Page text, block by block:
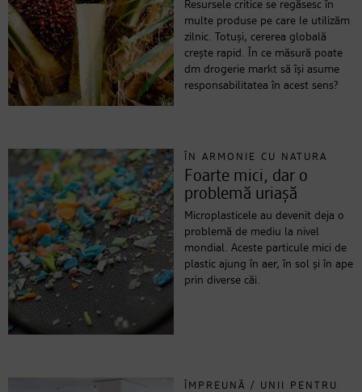
Resursele critice se regăsesc în
multe produse pe care le utilizăm
zilnic. Totuși, cererea globală
crește rapid. În ce măsură poate
dm drogerie markt să își asume
responsabilitatea în acest sens?
ÎN ARMONIE CU NATURA
Foarte mici, dar o
problemă uriașă
Microplasticele au devenit deja o
problemă de mediu la nivel
mondial. Aceste particule mici de
plastic ajung în aer, în sol și în ape
prin diverse căi.
ÎMPREUNĂ / UNII PENTRU